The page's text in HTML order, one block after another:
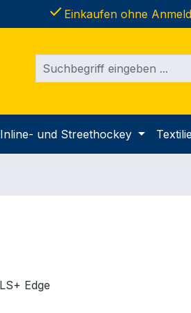
done Einkaufen ohne
Inline- und Streethockey